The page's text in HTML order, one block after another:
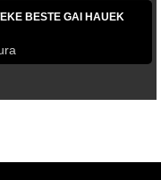
BESTE GAI HAUEK